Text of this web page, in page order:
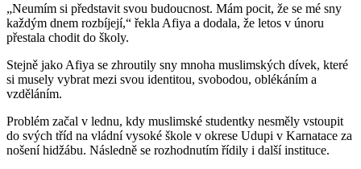
„Neumím si představit svou budoucnost. Mám pocit, že se mé sny
každým dnem rozbíjejí,“ řekla Afiya a dodala, že letos v únoru
přestala chodit do školy.
Stejně jako Afiya se zhroutily sny mnoha muslimských dívek, které
si musely vybrat mezi svou identitou, svobodou, oblékáním a
vzděláním.
Problém začal v lednu, kdy muslimské studentky nesměly vstoupit
do svých tříd na vládní vysoké škole v okrese Udupi v Karnatace za
nošení hidžábu. Následně se rozhodnutím řídily i další instituce.